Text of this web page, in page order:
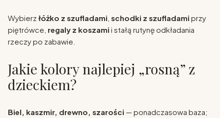
Wybierz łóżko z szufladami schodki z szufladami przy
piętrówce, regaly z koszami i stałą rutynę odkładania
rzeczy po zabawie.
Jakie kolory najlepiej „rosną” z
dzieckiem?
Biel, kaszmir, drewno, szarości — ponadczasowa baza;